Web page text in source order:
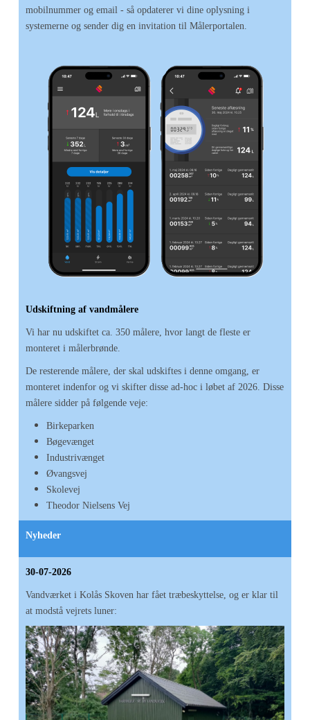
mobilnummer og email - så opdaterer vi dine oplysning i
systemerne og sender dig en invitation til Målerportalen.
Udskiftning af vandmålere
Vi har nu udskiftet ca. 350 målere, hvor langt de fleste er
monteret i målerbrønde.
De resterende målere, der skal udskiftes i denne omgang, er
monteret indenfor og vi skifter disse ad-hoc i løbet af 2026. Disse
målere sidder på følgende veje:
Birkeparken
Bøgevænget
Industrivænget
Øvangsvej
Skolevej
Theodor Nielsens Vej
Nyheder
30-07-2026
Vandværket i Kolås Skoven har fået træbeskyttelse, og er klar til
at modstå vejrets luner: